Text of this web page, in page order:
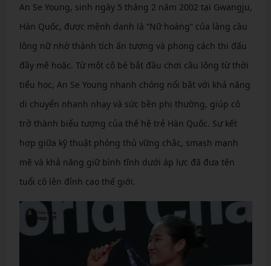
An Se Young, sinh ngày 5 tháng 2 năm 2002 tại Gwangju,
Hàn Quốc, được mệnh danh là “Nữ hoàng” của làng cầu
lông nữ nhờ thành tích ấn tượng và phong cách thi đấu
đầy mê hoặc. Từ một cô bé bắt đầu chơi cầu lông từ thời
tiểu học, An Se Young nhanh chóng nổi bật với khả năng
di chuyển nhanh nhạy và sức bền phi thường, giúp cô
trở thành biểu tượng của thế hệ trẻ Hàn Quốc. Sự kết
hợp giữa kỹ thuật phòng thủ vững chắc, smash mạnh
mẽ và khả năng giữ bình tĩnh dưới áp lực đã đưa tên
tuổi cô lên đỉnh cao thế giới.